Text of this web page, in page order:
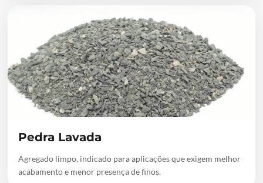
Pedra Lavada
Agregado limpo, indicado para aplicações que exigem melhor
acabamento e menor presença de finos.